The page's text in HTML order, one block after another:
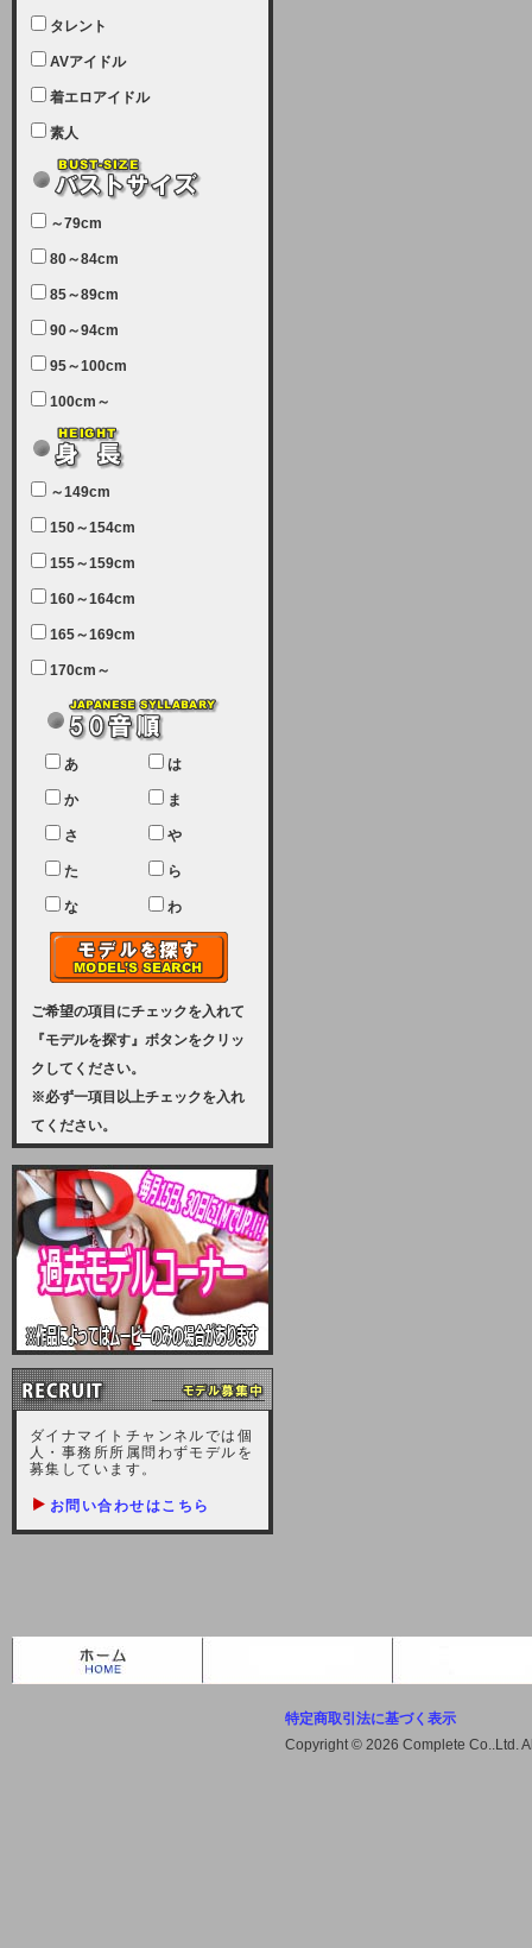
理解いただけます様、宜しくお願い
致します。
2025-07-05 (土)
【サーバーメンテナンス完了のお知
本日、サーバーメンテナンスのため
ユーザー様には大変ご迷惑をおかけ
しました。無事、メンテナンスが完
致します。
2025-06-11 (水)
【サーバーメンテナンス実施につい
7月5日（土曜日）午前7：00から午
テナンスを実施します。ユーザー様
にはご迷惑をおかけしますがご理解
いただけます様、宜しくお願い致し
【クレジットカード決済について
②】
現在、クレジットカード決済はJCB
のみになっております。大変ご迷惑
キャシュでの決済は可能ですので、
宜しくお願い致します。
2024-02-23 (金)
【クレジットカード決済について】
只今、クレジットカード会社の都合
により決済ができない状況です。
ユーザー様には、大変ご迷惑をおか
けいたしまして申し訳ございませ
ん。
2023-08-31 (木)
【サーバーメンテナンス実施のお知
らせ】
2023年 9月10日（日曜日）午前8：
サーバーメンテナンスを実施いたし
ます。その為、アクセスはできませ
ますが、ご理解の程を宜しくお願い
致します。
2022-09-01 (木)
【サーバーメンテナンスのお知ら
せ】
9月10日（土曜日）AM6：00から
AM8：00（予定）サーバーメンテ
ナンスを致します。ご迷惑をおかけ
しますが、宜しくお願い致します。
2021-10-22 (金)
2021/10/7に起きました地震によ
不安定な状況もあります。会員様に
は、ご不便をお掛けしますが宜しく
タレント
AVアイドル
着エロアイドル
素人
～79cm
80～84cm
85～89cm
90～94cm
95～100cm
100cm～
～149cm
150～154cm
155～159cm
160～164cm
165～169cm
170cm～
あ は
か ま
さ や
た ら
な わ
ご希望の項目にチェックを入れて
『モデルを探す』ボタンをクリッ
クしてください。
※必ず一項目以上チェックを入れ
てください。
ダイナマイトチャンネルでは個
人・事務所所属問わずモデルを
募集しています。
お問い合わせはこちら
特定商取引法に基づく表示
Copyright © 2026 Complete Co..Ltd.